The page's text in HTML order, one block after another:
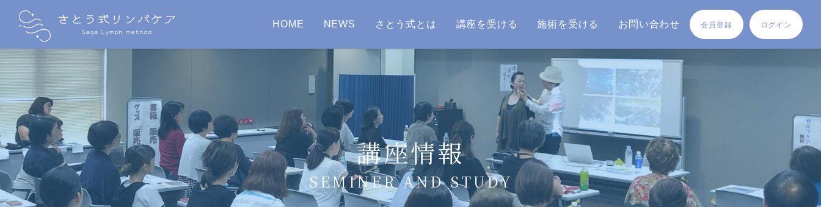
HOME NEWS さとう式とは 講座を受ける 施術を受ける お問い合わせ 会員登録 ログイン
講座情報
SEMINER AND STUDY